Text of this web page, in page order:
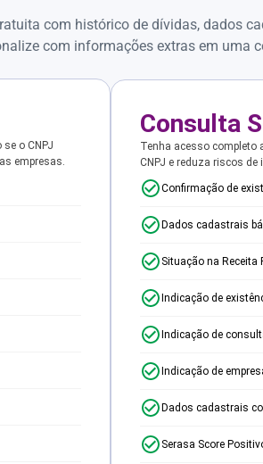
com histórico de dívidas, dados
com informações extras em uma
o CNPJ
empresas.
Consulta
Tenha acesso completo
CNPJ e reduza riscos de
Confirmação de
Dados cadastrais
Situação na Receita
Indicação de
Indicação de
Indicação de
Dados cadastrais
Serasa Score